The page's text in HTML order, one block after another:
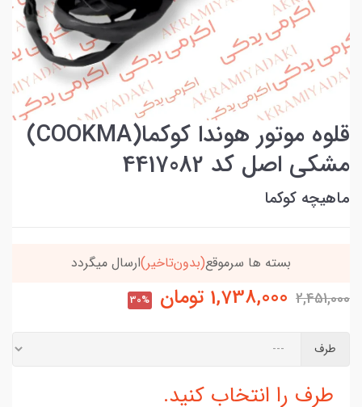
قلوه موتور هوندا کوکما(COOKMA)
مشکی اصل کد 4417082
ماهیچه کوکما
بسته ها سرموقع(بدون‌تاخیر)ارسال میگردد
2,451,000
1,738,000 تومان 30%
طرف
طرف را انتخاب کنید.